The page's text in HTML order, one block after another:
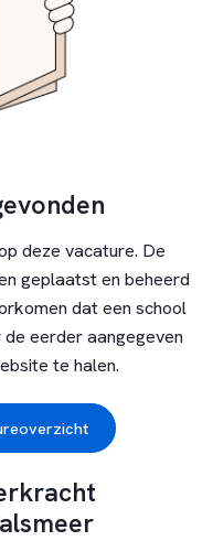
deze vacature. De
geplaatst en beheerd
dat een school
eerder aangegeven
te halen.